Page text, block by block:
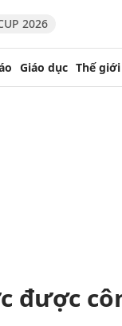
2026
Giáo dục Thế giới
được